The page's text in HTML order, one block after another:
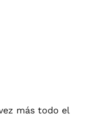
más todo el